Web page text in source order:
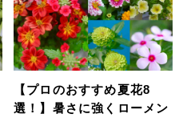
【プロのおすすめ夏花8
選！】暑さに強くローメン